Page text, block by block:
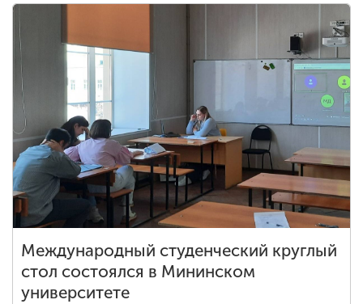
Международный студенческий круглый
стол состоялся в Мининском
университете